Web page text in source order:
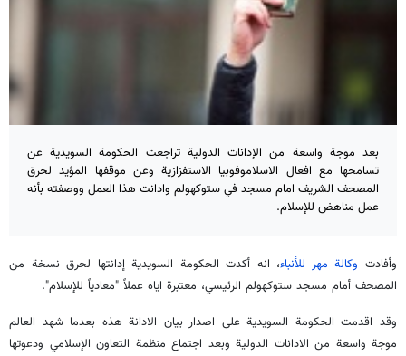
بعد موجة واسعة من الإدانات الدولية تراجعت الحكومة السويدية عن
تسامحها مع افعال الاسلاموفوبيا الاستفزازية وعن موقفها المؤيد لحرق
المصحف الشريف امام مسجد في ستوكهولم وادانت هذا العمل ووصفته بأنه
عمل مناهض للإسلام.
وأفادت وكالة مهر للأنباء، انه أكدت الحكومة السويدية إدانتها لحرق نسخة من
المصحف أمام مسجد ستوكهولم الرئيسي، معتبرة اياه عملاً "معادياً للإسلام".
وقد اقدمت الحكومة السويدية على اصدار بيان الادانة هذه بعدما شهد العالم
موجة واسعة من الادانات الدولية وبعد اجتماع منظمة التعاون الإسلامي ودعوتها